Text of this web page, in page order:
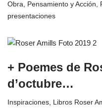
Obra, Pensamiento y Acción,
presentaciones
+ Poemes de
d’octubre…
Inspiraciones, Libros Roser